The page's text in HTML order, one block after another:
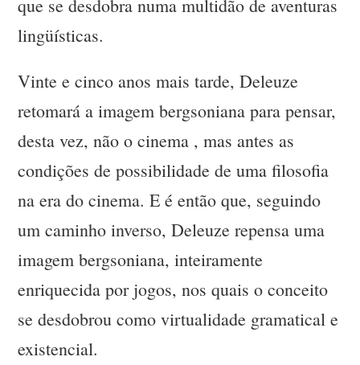
que se desdobra numa multidão de aventuras
lingüísticas.
Vinte e cinco anos mais tarde, Deleuze
retomará a imagem bergsoniana para pensar,
desta vez, não o cinema , mas antes as
condições de possibilidade de uma filosofia
na era do cinema. E é então que, seguindo
um caminho inverso, Deleuze repensa uma
imagem bergsoniana, inteiramente
enriquecida por jogos, nos quais o conceito
se desdobrou como virtualidade gramatical e
existencial.